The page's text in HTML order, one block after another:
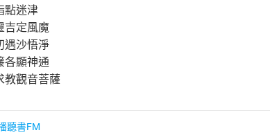
點迷津
吉定風魔
遇沙悟淨
各顯神通
教觀音菩薩
聽書FM